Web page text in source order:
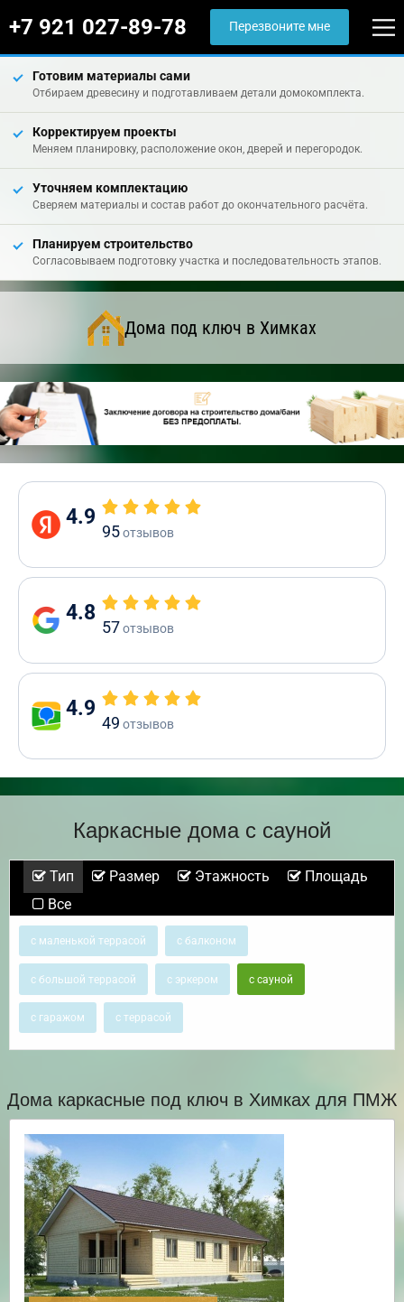
+7 921 027-89-78 Перезвоните мне
Готовим материалы сами
Отбираем древесину и подготавливаем детали домокомплекта.
Корректируем проекты
Меняем планировку, расположение окон, дверей и перегородок.
Уточняем комплектацию
Сверяем материалы и состав работ до окончательного расчёта.
Планируем строительство
Согласовываем подготовку участка и последовательность этапов.
Дома под ключ в Химках
4.9
95отзывов
4.8
57отзывов
4.9
49 отзывов
Каркасные дома с сауной
Тип Размер Этажность
Площадь
Все
с маленькой террасой с балконом
с большой террасой с эркером с сауной
с гаражом с террасой
Дома каркасные под ключ в Химках для ПМЖ